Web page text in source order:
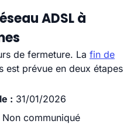
ADSL à
de fermeture. La fin de
est prévue en deux étapes
: 31/01/2026
Non communiqué